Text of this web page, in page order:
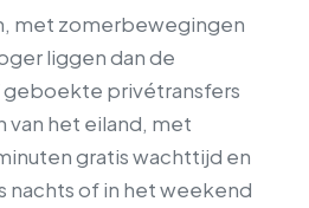
met zomerbewegingen
liggen dan de
geboekte privétransfers
van het eiland, met
gratis wachttijd en
nachts of in het weekend